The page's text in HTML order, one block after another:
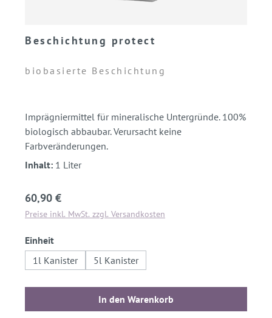
Beschichtung protect
biobasierte Beschichtung
Imprägniermittel für mineralische Untergründe. 100%
biologisch abbaubar. Verursacht keine
Farbveränderungen.
Inhalt: 1 Liter
Regulärer Preis:
60,90 €
Preise inkl. MwSt. zzgl. Versandkosten
Einheitauswählen
1l Kanister
5l Kanister
In den Warenkorb